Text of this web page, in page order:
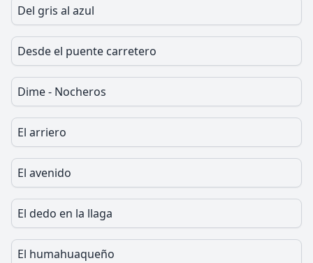
Del gris al azul
Desde el puente carretero
Dime - Nocheros
El arriero
El avenido
El dedo en la llaga
El humahuaqueño